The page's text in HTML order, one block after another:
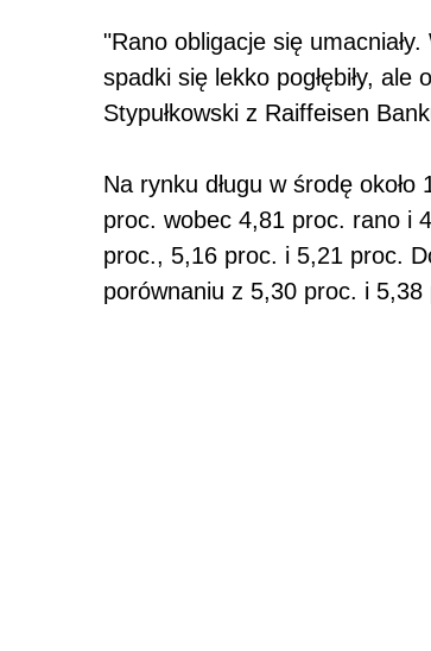
"Rano obligacje się
spadki się lekko pogłębiły,
Stypułkowski z Raiffeisen
Na rynku długu w środę
proc. wobec 4,81 proc. rano i
proc., 5,16 proc. i 5,21 proc.
porównaniu z 5,30 proc. i 5,38